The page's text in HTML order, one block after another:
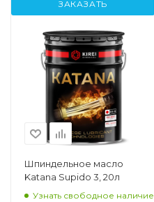
ЗАКАЗАТЬ
Шпиндельное масло
Katana Supido 3, 20л
Узнать свободное наличие